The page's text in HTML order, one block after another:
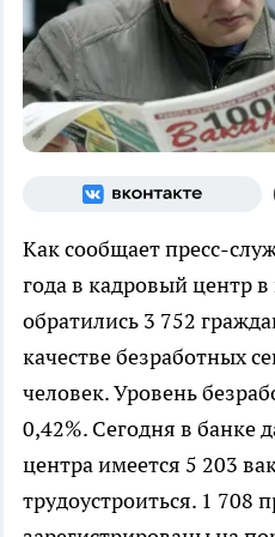
Как сообщает пресс-
года в кадровый центр
обратились 3 752
качестве безработных
человек. Уровень
0,42%. Сегодня в банке
центра имеется 5 203
трудоустроиться. 1 708